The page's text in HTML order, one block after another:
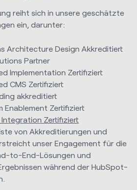
reiht sich in unsere geschätzte
ein, darunter:
Architecture Design Akkreditiert
Partner
Implementation Zertifiziert
CMS Zertifiziert
akkreditiert
Enablement Zertifiziert
Zertifiziert
von Akkreditierungen und
unser Engagement für die
to-End-Lösungen und
während der HubSpot-